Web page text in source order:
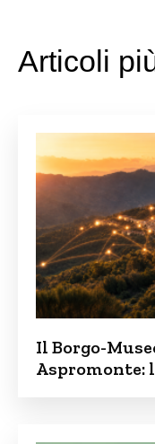
Articoli
Il Borgo-
Aspromonte: